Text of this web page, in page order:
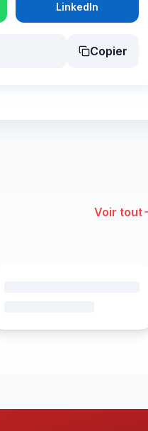
LinkedIn
Copier
Voir tout